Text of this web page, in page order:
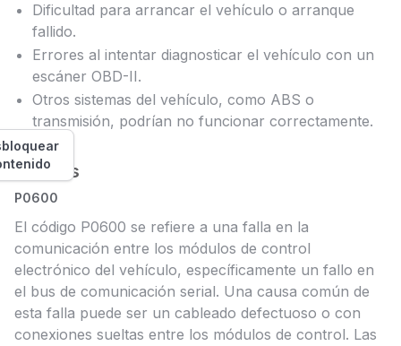
Dificultad para arrancar el vehículo o arranque
fallido.
Errores al intentar diagnosticar el vehículo con un
escáner OBD-II.
Otros sistemas del vehículo, como ABS o
transmisión, podrían no funcionar correctamente.
Causas
P0600
El código P0600 se refiere a una falla en la
comunicación entre los módulos de control
electrónico del vehículo, específicamente un fallo en
el bus de comunicación serial. Una causa común de
esta falla puede ser un cableado defectuoso o con
conexiones sueltas entre los módulos de control. Las